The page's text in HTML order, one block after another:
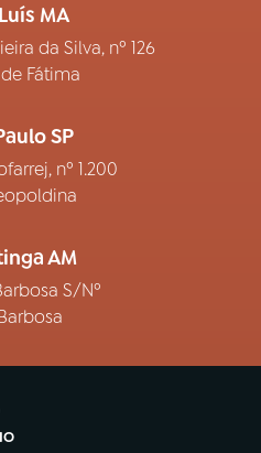
MA
da Silva, nº 126
Fátima
SP
nº 1.200
AM
S/Nº